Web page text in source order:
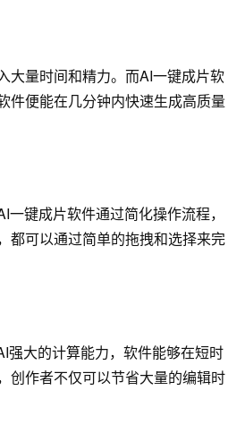
大量时间和精力。而AI一键成片软
件便能在几分钟内快速生成高质量
键成片软件通过简化操作流程，
都可以通过简单的拖拽和选择来完
强大的计算能力，软件能够在短时
创作者不仅可以节省大量的编辑时